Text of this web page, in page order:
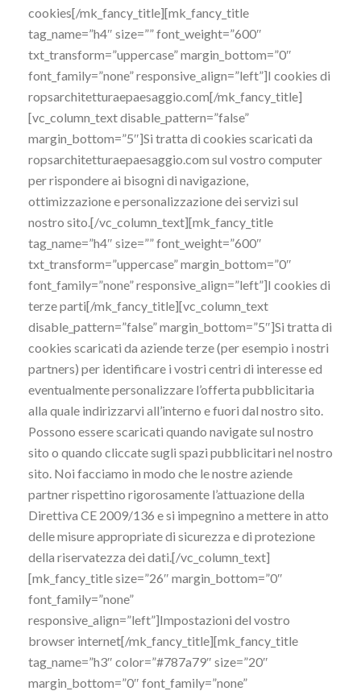
cookies[/mk_fancy_title][mk_fancy_title
tag_name=”h4″ size=”” font_weight=”600″
txt_transform=”uppercase” margin_bottom=”0″
font_family=”none” responsive_align=”left”]I cookies di
ropsarchitetturaepaesaggio.com[/mk_fancy_title]
[vc_column_text disable_pattern=”false”
margin_bottom=”5″]Si tratta di cookies scaricati da
ropsarchitetturaepaesaggio.com sul vostro computer
per rispondere ai bisogni di navigazione,
ottimizzazione e personalizzazione dei servizi sul
nostro sito.[/vc_column_text][mk_fancy_title
tag_name=”h4″ size=”” font_weight=”600″
txt_transform=”uppercase” margin_bottom=”0″
font_family=”none” responsive_align=”left”]I cookies di
terze parti[/mk_fancy_title][vc_column_text
disable_pattern=”false” margin_bottom=”5″]Si tratta di
cookies scaricati da aziende terze (per esempio i nostri
partners) per identificare i vostri centri di interesse ed
eventualmente personalizzare l’offerta pubblicitaria
alla quale indirizzarvi all’interno e fuori dal nostro sito.
Possono essere scaricati quando navigate sul nostro
sito o quando cliccate sugli spazi pubblicitari nel nostro
sito. Noi facciamo in modo che le nostre aziende
partner rispettino rigorosamente l’attuazione della
Direttiva CE 2009/136 e si impegnino a mettere in atto
delle misure appropriate di sicurezza e di protezione
della riservatezza dei dati.[/vc_column_text]
[mk_fancy_title size=”26″ margin_bottom=”0″
font_family=”none”
responsive_align=”left”]Impostazioni del vostro
browser internet[/mk_fancy_title][mk_fancy_title
tag_name=”h3″ color=”#787a79″ size=”20″
margin_bottom=”0″ font_family=”none”